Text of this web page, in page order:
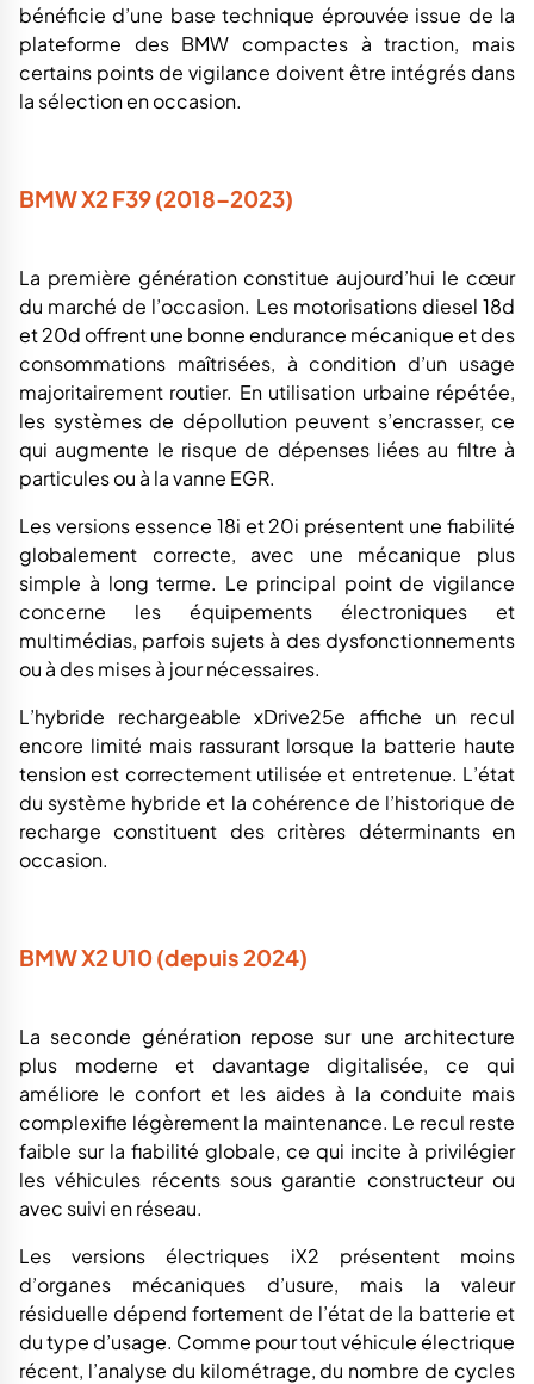
bénéficie d’une base technique éprouvée issue de la
plateforme des BMW compactes à traction, mais
certains points de vigilance doivent être intégrés dans
la sélection en occasion.
BMW X2 F39 (2018–2023)
La première génération constitue aujourd’hui le cœur
du marché de l’occasion. Les motorisations diesel 18d
et 20d offrent une bonne endurance mécanique et des
consommations maîtrisées, à condition d’un usage
majoritairement routier. En utilisation urbaine répétée,
les systèmes de dépollution peuvent s’encrasser, ce
qui augmente le risque de dépenses liées au filtre à
particules ou à la vanne EGR.
Les versions essence 18i et 20i présentent une fiabilité
globalement correcte, avec une mécanique plus
simple à long terme. Le principal point de vigilance
concerne les équipements électroniques et
multimédias, parfois sujets à des dysfonctionnements
ou à des mises à jour nécessaires.
L’hybride rechargeable xDrive25e affiche un recul
encore limité mais rassurant lorsque la batterie haute
tension est correctement utilisée et entretenue. L’état
du système hybride et la cohérence de l’historique de
recharge constituent des critères déterminants en
occasion.
BMW X2 U10 (depuis 2024)
La seconde génération repose sur une architecture
plus moderne et davantage digitalisée, ce qui
améliore le confort et les aides à la conduite mais
complexifie légèrement la maintenance. Le recul reste
faible sur la fiabilité globale, ce qui incite à privilégier
les véhicules récents sous garantie constructeur ou
avec suivi en réseau.
Les versions électriques iX2 présentent moins
d’organes mécaniques d’usure, mais la valeur
résiduelle dépend fortement de l’état de la batterie et
du type d’usage. Comme pour tout véhicule électrique
récent, l’analyse du kilométrage, du nombre de cycles